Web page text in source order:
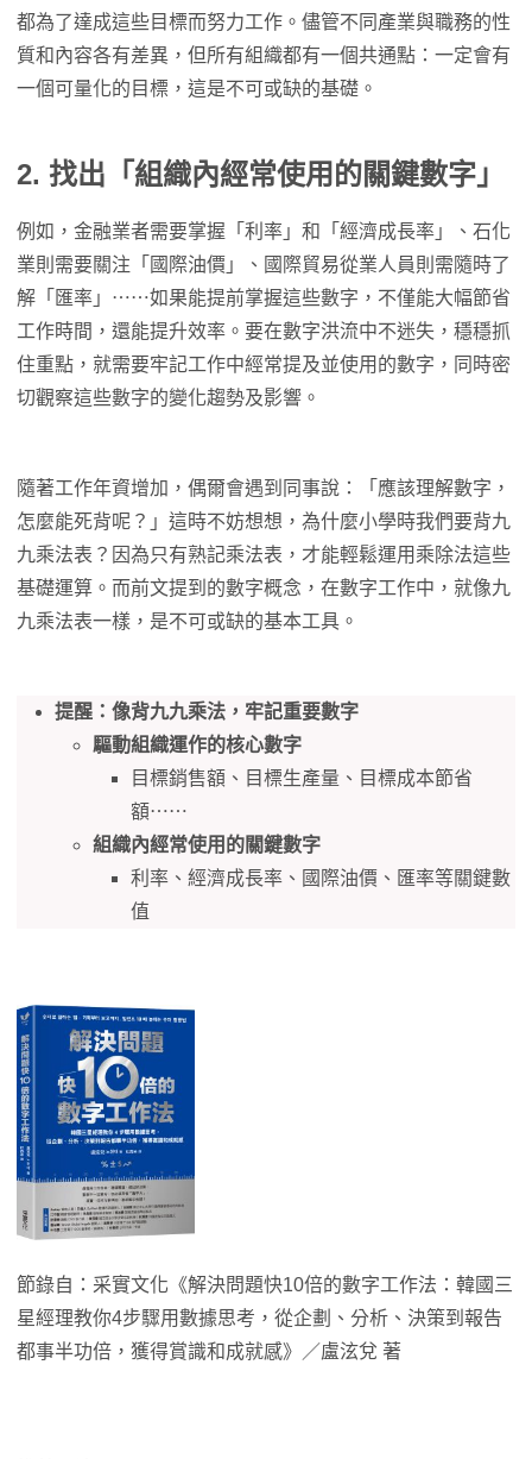
都為了達成這些目標而努力工作。儘管不同產業與職務的性
質和內容各有差異，但所有組織都有一個共通點：一定會有
一個可量化的目標，這是不可或缺的基礎。
2. 找出「組織內經常使用的關鍵數字」
例如，金融業者需要掌握「利率」和「經濟成長率」、石化
業則需要關注「國際油價」、國際貿易從業人員則需隨時了
解「匯率」⋯⋯如果能提前掌握這些數字，不僅能大幅節省
工作時間，還能提升效率。要在數字洪流中不迷失，穩穩抓
住重點，就需要牢記工作中經常提及並使用的數字，同時密
切觀察這些數字的變化趨勢及影響。
隨著工作年資增加，偶爾會遇到同事說：「應該理解數字，
怎麼能死背呢？」這時不妨想想，為什麼小學時我們要背九
九乘法表？因為只有熟記乘法表，才能輕鬆運用乘除法這些
基礎運算。而前文提到的數字概念，在數字工作中，就像九
九乘法表一樣，是不可或缺的基本工具。
提醒：像背九九乘法，牢記重要數字
驅動組織運作的核心數字
目標銷售額、目標生產量、目標成本節省
額⋯⋯
組織內經常使用的關鍵數字
利率、經濟成長率、國際油價、匯率等關鍵數
值
節錄自：采實文化《解決問題快10倍的數字工作法：韓國三
星經理教你4步驟用數據思考，從企劃、分析、決策到報告
都事半功倍，獲得賞識和成就感》／盧泫兌 著